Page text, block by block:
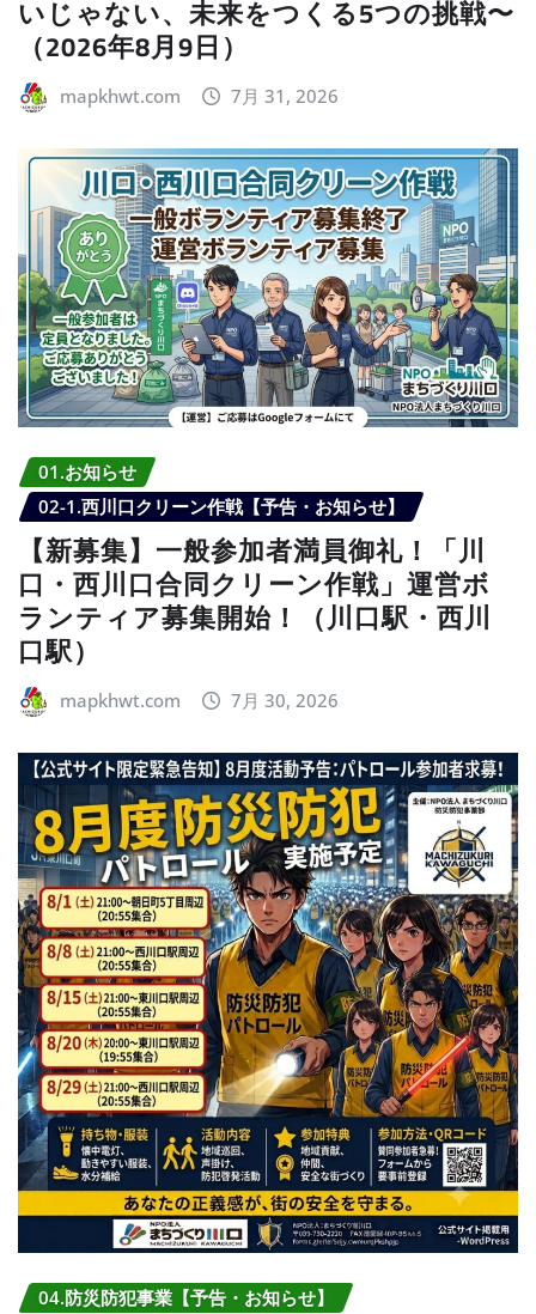
いじゃない、未来をつくる5つの挑戦〜
（2026年8月9日）
mapkhwt.com 7月 31, 2026
01.お知らせ
02-1.西川口クリーン作戦【予告・お知らせ】
【新募集】一般参加者満員御礼！「川
口・西川口合同クリーン作戦」運営ボ
ランティア募集開始！（川口駅・西川
口駅）
mapkhwt.com 7月 30, 2026
04.防災防犯事業【予告・お知らせ】